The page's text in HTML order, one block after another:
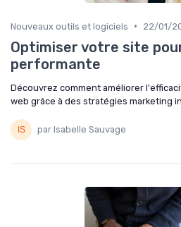
Nouveaux outils et logiciels • 22/01/
Optimiser votre site
performante
Découvrez comment améliorer
web grâce à des stratégies marketing
par Isabelle Sauvage